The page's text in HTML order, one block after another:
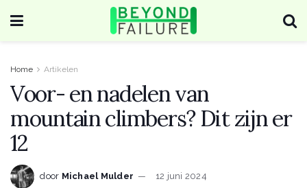
Home Artikelen
Voor- en nadelen van
mountain climbers? Dit zijn er
12
door Michael Mulder 12 juni 2024